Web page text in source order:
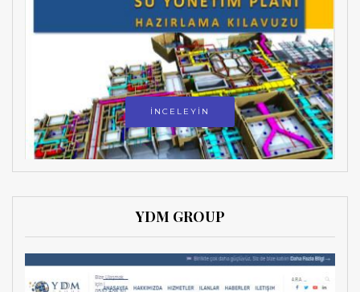
İNCELEYİN
YDM GROUP